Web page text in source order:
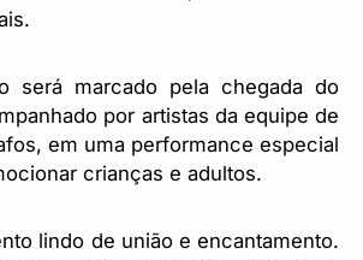
será marcado pela chegada do
por artistas da equipe de
em uma performance especial
crianças e adultos.
lindo de união e encantamento.